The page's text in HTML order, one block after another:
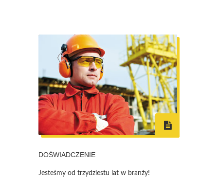
DOŚWIADCZENIE
Jesteśmy od trzydziestu lat w branży!